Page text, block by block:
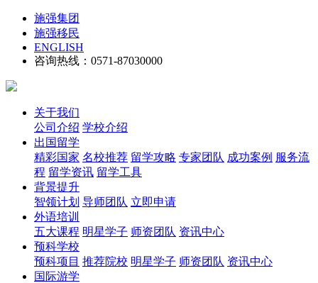
施强集团
施强移民
ENGLISH
咨询热线：0571-87030000
关于我们
公司介绍 学校介绍
出国留学
精彩国家 名校推荐 留学攻略 专家团队 成功案例 服务流
程 留学资讯 留学工具
背景提升
智领计划 导师团队 立即申请
外语培训
五大课程 明星学子 师资团队 资讯中心
预科学校
预科项目 推荐院校 明星学子 师资团队 资讯中心
国际游学